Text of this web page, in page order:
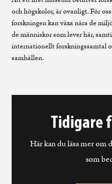
och högskolor, är ovanligt. För
forskningen kan växa nära de
de människor som lever här,
internationellt forskningssamtal
samhällen.
Tidigare
Här kan du läsa mer om
som